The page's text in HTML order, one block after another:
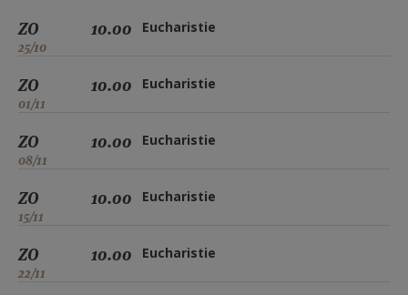
ZO
25/10
10.00 Eucharistie
ZO
01/11
10.00 Eucharistie
ZO
08/11
10.00 Eucharistie
ZO
15/11
10.00 Eucharistie
ZO
22/11
10.00 Eucharistie